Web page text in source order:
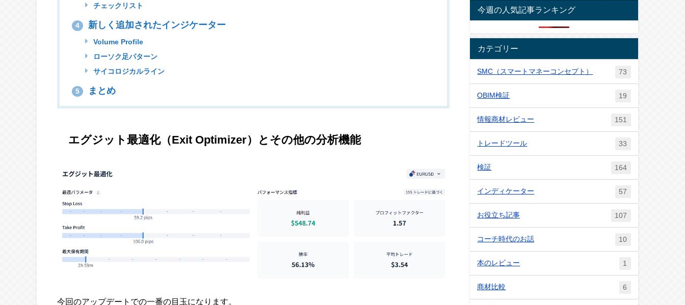
チェックリスト
4 新しく追加されたインジケーター
Volume Profile
ローソク足パターン
サイコロジカルライン
5 まとめ
エグジット最適化（Exit Optimizer）とその他の分析機能
今回のアップデートでの一番の目玉になります。
今週の人気記事ランキング
カテゴリー
SMC（スマートマネーコンセプト） 73
OBIM検証 19
情報商材レビュー 151
トレードツール 33
検証 164
インディケーター 57
お役立ち記事 107
コーチ時代のお話 10
本のレビュー 1
商材比較 6